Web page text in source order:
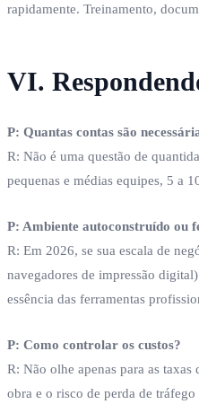
rapidamente. Treinamento,
VI.
P: Quantas contas são
R: Não é uma questão de
pequenas e médias equipes, 5 a
P: Ambiente autoconstruído ou
R: Em 2026, se sua escala de
navegadores de impressão
essência das ferramentas
P: Como controlar os custos?
R: Não olhe apenas para as
obra e o risco de perda de